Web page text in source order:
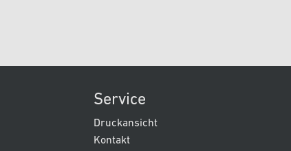
Service
Druckansicht
Kontakt